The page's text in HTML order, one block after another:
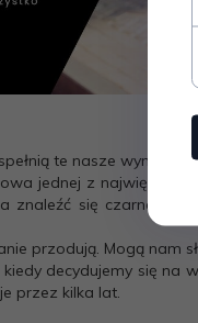
te nasze
jednej z
znaleźć się czarna
przodują. Mogą nam
decydujemy się
przez kilka lat.